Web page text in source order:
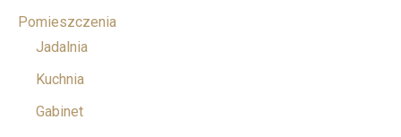
Pomieszczenia
Jadalnia
Kuchnia
Gabinet